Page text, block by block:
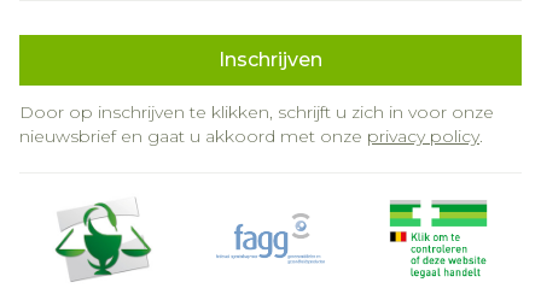
Inschrijven
Door op inschrijven te klikken, schrijft u zich in voor onze
nieuwsbrief en gaat u akkoord met onze privacy policy.